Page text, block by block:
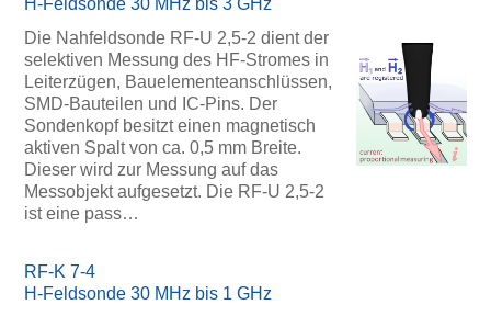
H-Feldsonde 30 MHz bis 3 GHz
Die Nahfeldsonde RF-U 2,5-2 dient der
selektiven Messung des HF-Stromes in
Leiterzügen, Bauelementeanschlüssen,
SMD-Bauteilen und IC-Pins. Der
Sondenkopf besitzt einen magnetisch
aktiven Spalt von ca. 0,5 mm Breite.
Dieser wird zur Messung auf das
Messobjekt aufgesetzt. Die RF-U 2,5-2
ist eine pass…
RF-K 7-4
H-Feldsonde 30 MHz bis 1 GHz